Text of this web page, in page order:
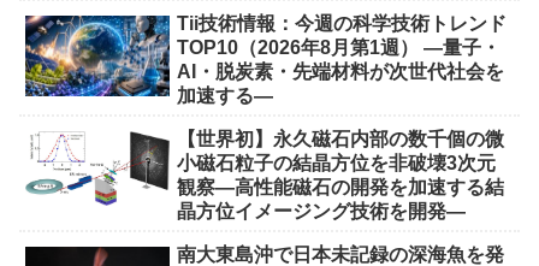
Tii技術情報：今週の科学技術トレンド
TOP10（2026年8月第1週） ―量子・
AI・脱炭素・先端材料が次世代社会を
加速する―
【世界初】永久磁石内部の数千個の微
小磁石粒子の結晶方位を非破壊3次元
観察―高性能磁石の開発を加速する結
晶方位イメージング技術を開発―
南大東島沖で日本未記録の深海魚を発